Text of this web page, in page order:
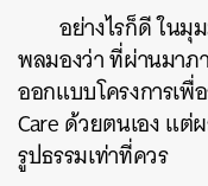
อย่างไรก็ดี ใน
พลมองว่า ที่ผ่านมาภ
ออกแบบโครงการเ
Care ด้วยตนเอง แต่
รูปธรรมเท่าที่ควร